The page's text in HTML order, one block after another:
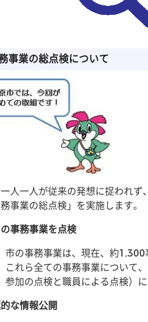
事業の総点検について
人一人が従来の発想に捉われ
務事業の総点検」を実施します。
事務事業を点検
市の事務事業は、現在、約1,300
これら全ての事務事業について
参加の点検と職員による点検）
な情報公開